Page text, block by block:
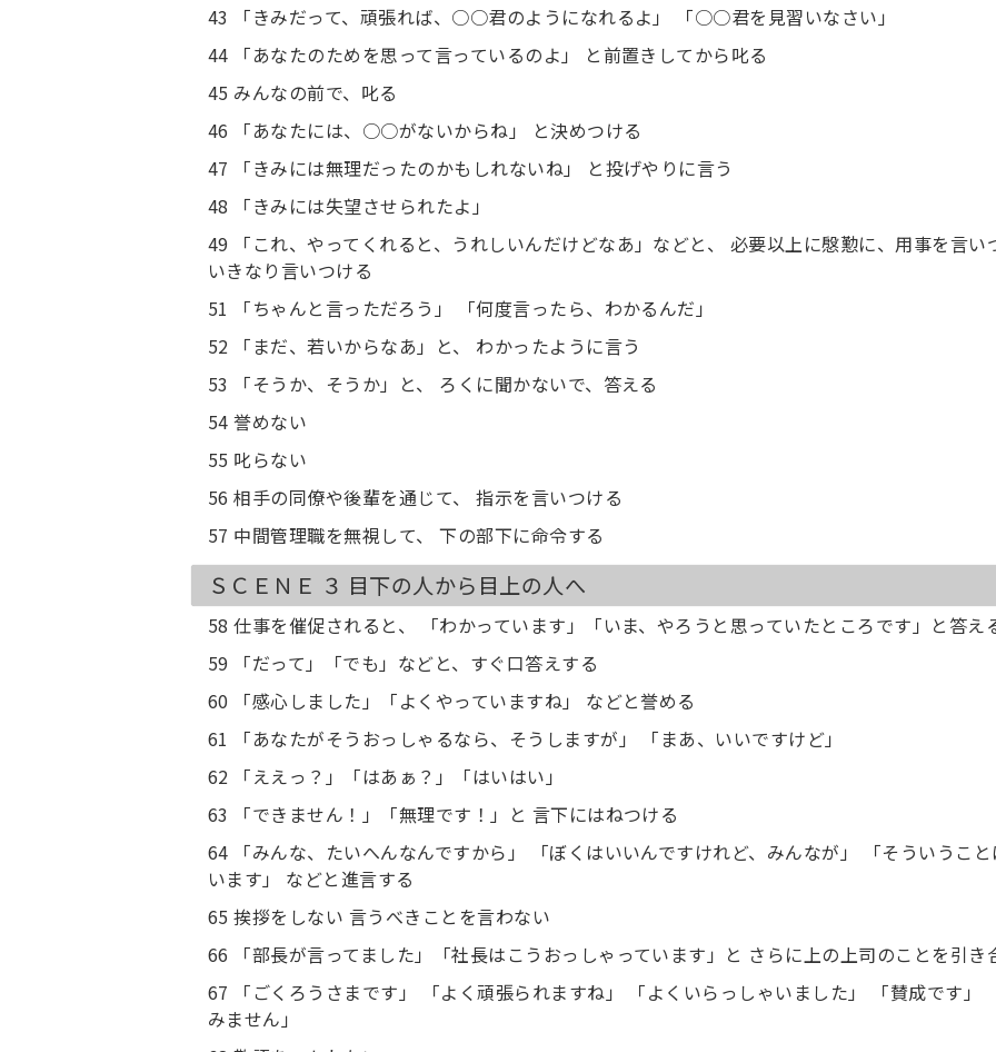
43 「きみだって、頑張れば、○○君のようになれるよ」 「○○君を見習いなさい」
44 「あなたのためを思って言っているのよ」 と前置きしてから叱る
45 みんなの前で、叱る
46 「あなたには、○○がないからね」 と決めつける
47 「きみには無理だったのかもしれないね」 と投げやりに言う
48 「きみには失望させられたよ」
49 「これ、やってくれると、うれしいんだけどなあ」などと、 必要以上に慇懃に、用事を言い
いきなり言いつける
51 「ちゃんと言っただろう」 「何度言ったら、わかるんだ」
52 「まだ、若いからなあ」と、 わかったように言う
53 「そうか、そうか」と、 ろくに聞かないで、答える
54 誉めない
55 叱らない
56 相手の同僚や後輩を通じて、 指示を言いつける
57 中間管理職を無視して、 下の部下に命令する
ＳＣＥＮＥ ３ 目下の人から目上の人へ
58 仕事を催促されると、 「わかっています」「いま、やろうと思っていたところです」と答え
59 「だって」「でも」などと、すぐ口答えする
60 「感心しました」「よくやっていますね」 などと誉める
61 「あなたがそうおっしゃるなら、そうしますが」 「まあ、いいですけど」
62 「ええっ？」「はあぁ？」「はいはい」
63 「できません！」「無理です！」と 言下にはねつける
64 「みんな、たいへんなんですから」 「ぼくはいいんですけれど、みんなが」 「そういうこ
います」 などと進言する
65 挨拶をしない 言うべきことを言わない
66 「部長が言ってました」「社長はこうおっしゃっています」と さらに上の上司のことを引き
67 「ごくろうさまです」 「よく頑張られますね」 「よくいらっしゃいました」 「賛成です」
みません」